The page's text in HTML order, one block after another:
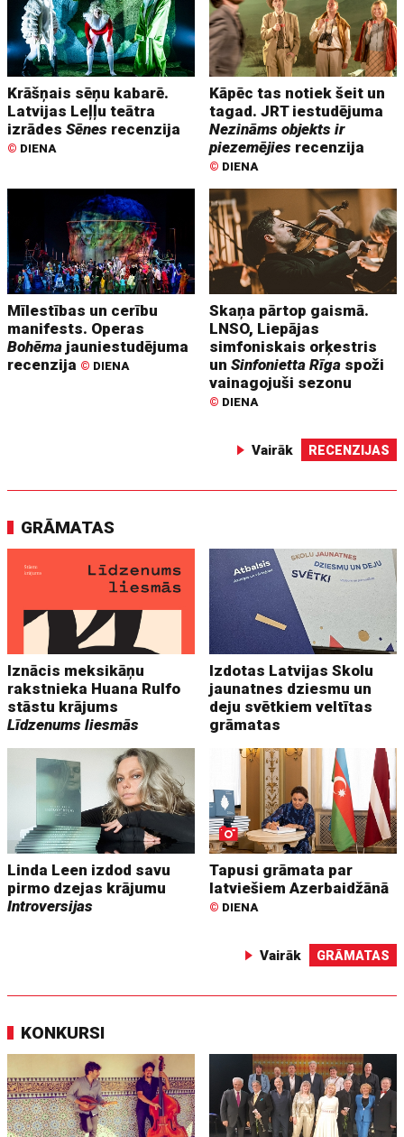
Krāšņais sēņu kabarē.
Latvijas Leļļu teātra
izrādesSēnes recenzija
© DIENA
Kāpēc tas notiek šeit un
tagad. JRT iestudējuma
Nezināms objekts ir
piezemējies recenzija
© DIENA
Mīlestības un cerību
manifests. Operas
Bohēma jauniestudējuma
recenzija © DIENA
Skaņa pārtop gaismā.
LNSO, Liepājas
simfoniskais orķestris
unSinfonietta Rīga spoži
vainagojuši sezonu
© DIENA
Vairāk RECENZIJAS
GRĀMATAS
Iznācis meksikāņu
rakstnieka Huana Rulfo
stāstu krājums
Līdzenums liesmās
Izdotas Latvijas Skolu
jaunatnes dziesmu un
deju svētkiem veltītas
grāmatas
Linda Leen izdod savu
pirmo dzejas krājumu
Introversijas
Tapusi grāmata par
latviešiem Azerbaidžānā
© DIENA
Vairāk GRĀMATAS
KONKURSI